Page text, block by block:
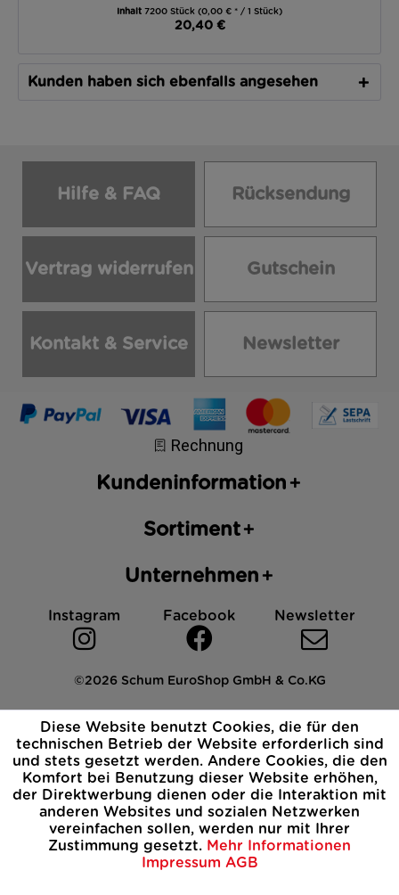
Inhalt 7200 Stück (0,00 € * / 1 Stück)
20,40 €
Kunden haben sich ebenfalls angesehen
Hilfe & FAQ Rücksendung
Vertrag widerrufen Gutschein
Kontakt & Service Newsletter
Kundeninformation
Sortiment
Unternehmen
Instagram Facebook Newsletter
©2026 Schum EuroShop GmbH & Co.KG
Impressum Datenschutz AGB Cookies
Widerrufsbelehrung
Diese Website benutzt Cookies, die für den
technischen Betrieb der Website erforderlich sind
und stets gesetzt werden. Andere Cookies, die den
Komfort bei Benutzung dieser Website erhöhen,
der Direktwerbung dienen oder die Interaktion mit
anderen Websites und sozialen Netzwerken
vereinfachen sollen, werden nur mit Ihrer
Zustimmung gesetzt. Mehr Informationen
Impressum AGB